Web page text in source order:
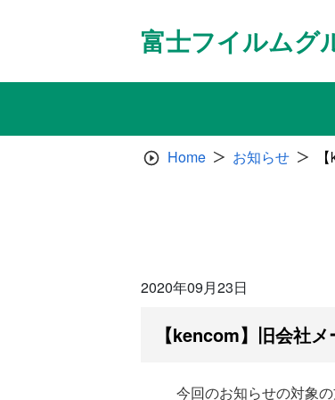
富士フイルムグ
Home お知らせ
2020年09月23日
【kencom】旧会社
今回のお知らせの対象